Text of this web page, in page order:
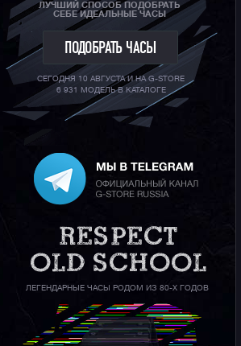
ЛУЧШИЙ СПОСОБ ПОДОБРАТЬ
СЕБЕ ИДЕАЛЬНЫЕ ЧАСЫ
ПОДОБРАТЬ ЧАСЫ
СЕГОДНЯ 10 АВГУСТА И НА G-STORE
6 931 МОДЕЛЬ В КАТАЛОГЕ
ЛЕГЕНДАРНЫЕ ЧАСЫ РОДОМ ИЗ 80-Х ГОДОВ